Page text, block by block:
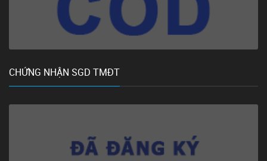
CHỨNG NHẬN SGD TMĐT